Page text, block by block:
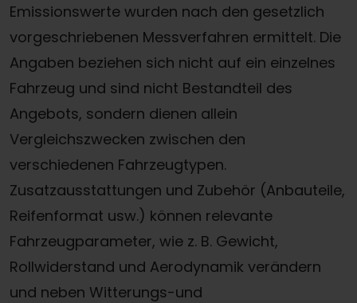
Emissionswerte wurden nach den gesetzlich
vorgeschriebenen Messverfahren ermittelt. Die
Angaben beziehen sich nicht auf ein einzelnes
Fahrzeug und sind nicht Bestandteil des
Angebots, sondern dienen allein
Vergleichszwecken zwischen den
verschiedenen Fahrzeugtypen.
Zusatzausstattungen und Zubehör (Anbauteile,
Reifenformat usw.) können relevante
Fahrzeugparameter, wie z. B. Gewicht,
Rollwiderstand und Aerodynamik verändern
und neben Witterungs-und